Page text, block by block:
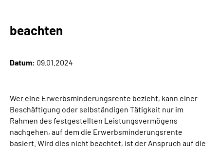
Suche
Language
Inhalte in Gebärdensprache (DGS)
Leichte Sprache
beachten
Datum: 09.01.2024
Wer eine Erwerbsminderungsrente bezieht, kann einer
Beschäftigung oder selbständigen Tätigkeit nur im
Rahmen des festgestellten Leistungsvermögens
nachgehen, auf dem die Erwerbsminderungsrente
basiert. Wird dies nicht beachtet, ist der Anspruch auf die